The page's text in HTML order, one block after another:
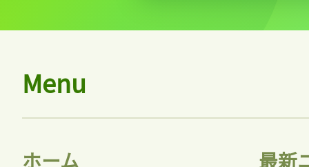
記事をお気に入りに
ログイン
Menu
ホーム 最新